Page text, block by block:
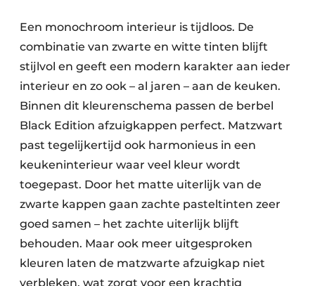
Een monochroom interieur is tijdloos. De
combinatie van zwarte en witte tinten blijft
stijlvol en geeft een modern karakter aan ieder
interieur en zo ook – al jaren – aan de keuken.
Binnen dit kleurenschema passen de berbel
Black Edition afzuigkappen perfect. Matzwart
past tegelijkertijd ook harmonieus in een
keukeninterieur waar veel kleur wordt
toegepast. Door het matte uiterlijk van de
zwarte kappen gaan zachte pasteltinten zeer
goed samen – het zachte uiterlijk blijft
behouden. Maar ook meer uitgesproken
kleuren laten de matzwarte afzuigkap niet
verbleken, wat zorgt voor een krachtig